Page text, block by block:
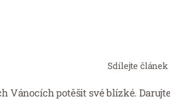
Sdílejte článek
Vánocích potěšit své blízké.